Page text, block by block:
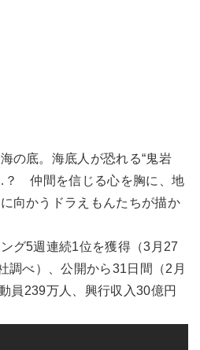
の底。海底人が恐れる“鬼岩
？ 仲間を信じる心を胸に、地
向かうドラえもんたちが描か
グ5週連続1位を獲得（3月27
調べ）、公開から31日間（2月
員239万人、興行収入30億円